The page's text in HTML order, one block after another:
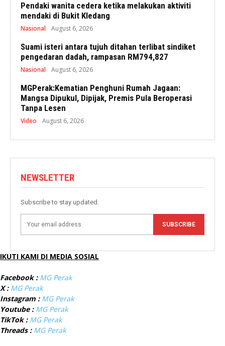
Pendaki wanita cedera ketika melakukan aktiviti
mendaki di Bukit Kledang
Nasional August 6, 2026
Suami isteri antara tujuh ditahan terlibat sindiket
pengedaran dadah, rampasan RM794,827
Nasional August 6, 2026
MGPerak:Kematian Penghuni Rumah Jagaan:
Mangsa Dipukul, Dipijak, Premis Pula Beroperasi
Tanpa Lesen
Video August 6, 2026
NEWSLETTER
Subscribe to stay updated.
SUBSCRIBE
IKUTI KAMI DI MEDIA SOSIAL
Facebook : MG Perak
X : MG Perak
Instagram : MG Perak
Youtube : MG Perak
TikTok : MG Perak
Threads : MG Perak